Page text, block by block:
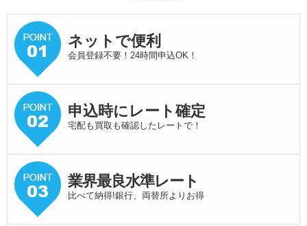
ネットで便利
会員登録不要！24時間申込OK！
申込時にレート確定
宅配も買取も確認したレートで！
業界最良水準レート
比べて納得!銀行、両替所よりお得